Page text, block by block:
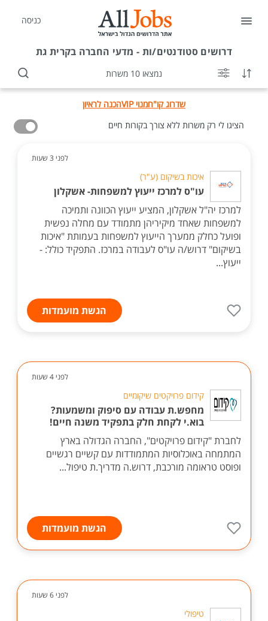
כניסה
דרושיםסטודנטים/ות - מדעי החברה בקרית גת
נמצאו 10 משרות
שדרוג קו"חמנוי VIP
הכנה לראיון
הציגו לי רק משרות ללא צורך בקורות חיים
לפני 3 שעות
איכות בשיקום (ע"ר)
עו"ס למרכז ייעוץ למשפחות- אשקלון
למרכז יה"ל אשקלון, המציע ייעוץ הכוונה ותמיכה
למשפחות שאחד מיקיריהן מתמודד עם מחלה נפשית
ופועל כחלק ממערך הייעוץ למשפחות בעמותת "איכות
בשיקום" דרוש/ה עו"ס לעבודה במרכז. התפקיד כולל: -
ייעוץ...
הגשת מועמדות
לפני 4 שעות
קידום פרויקטים שיקומיים
מחפש.ת עבודה עם סיפוק ומשמעות?
בוא.י לקחת חלק בתפקיד משנה חיים!
לחברת "קידום פרויקטים", החברה הגדולה בארץ
המתמחה באוכלוסיות המתמודדות עם קשיים רגשיים
ופוסט טראומה מורכבת, דרוש.ה מדריך.ת טיפול...
הגשת מועמדות
לפני 6 שעות
טיפולי